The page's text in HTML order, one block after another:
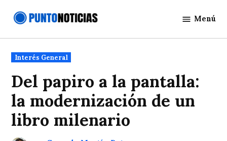
Noticias
Menú
Publicado
en
Interés General
Del papiro a la pantalla:
la modernización de un
libro milenario